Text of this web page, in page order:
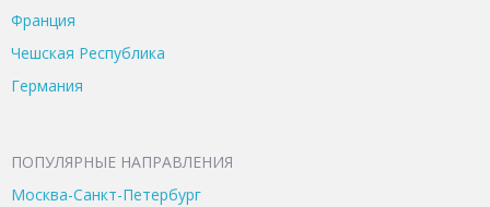
Франция
Чешская Республика
Германия
ПОПУЛЯРНЫЕ НАПРАВЛЕНИЯ
Москва-Санкт-Петербург